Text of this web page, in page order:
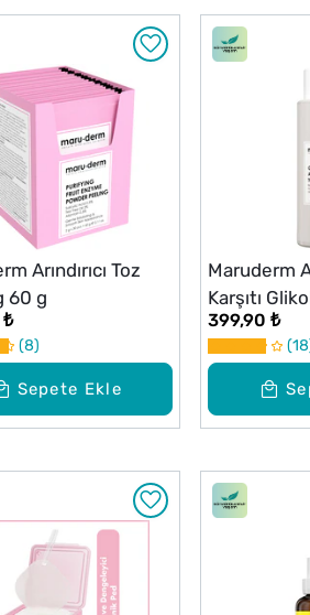
Sepete Ekle
Arındırıcı Toz
60 g
8
Maruderm
Karşıtı
Tonik 250 ml
399,90 ₺
18